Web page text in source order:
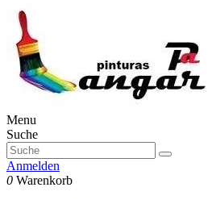
Menu
Suche
Anmelden
0 Warenkorb